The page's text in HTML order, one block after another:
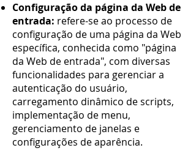
Configuração da página da Web de
entrada: refere-se ao processo de
configuração de uma página da Web
específica, conhecida como "página
da Web de entrada", com diversas
funcionalidades para gerenciar a
autenticação do usuário,
carregamento dinâmico de scripts,
implementação de menu,
gerenciamento de janelas e
configurações de aparência.